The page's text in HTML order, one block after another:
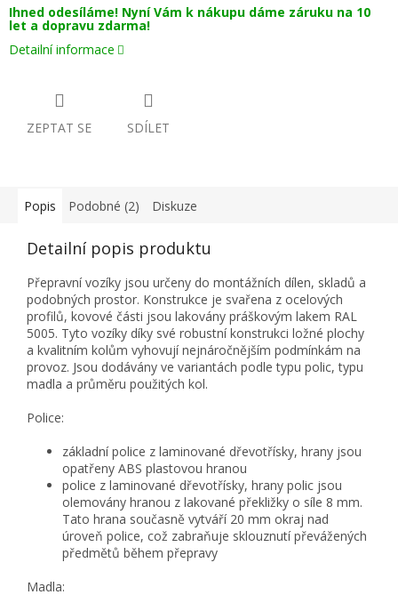
Ihned odesíláme! Nyní Vám k nákupu dáme záruku na 10
let a dopravu zdarma!
Detailní informace
ZEPTAT SE SDÍLET
Popis Podobné (2) Diskuze
Detailní popis produktu
Přepravní vozíky jsou určeny do montážních dílen, skladů a
podobných prostor. Konstrukce je svařena z ocelových
profilů, kovové části jsou lakovány práškovým lakem RAL
5005. Tyto vozíky díky své robustní konstrukci ložné plochy
a kvalitním kolům vyhovují nejnáročnějším podmínkám na
provoz. Jsou dodávány ve variantách podle typu polic, typu
madla a průměru použitých kol.
Police:
základní police z laminované dřevotřísky, hrany jsou
opatřeny ABS plastovou hranou
police z laminované dřevotřísky, hrany polic jsou
olemovány hranou z lakované překližky o síle 8 mm.
Tato hrana současně vytváří 20 mm okraj nad
úroveň police, což zabraňuje sklouznutí převážených
předmětů během přepravy
Madla: